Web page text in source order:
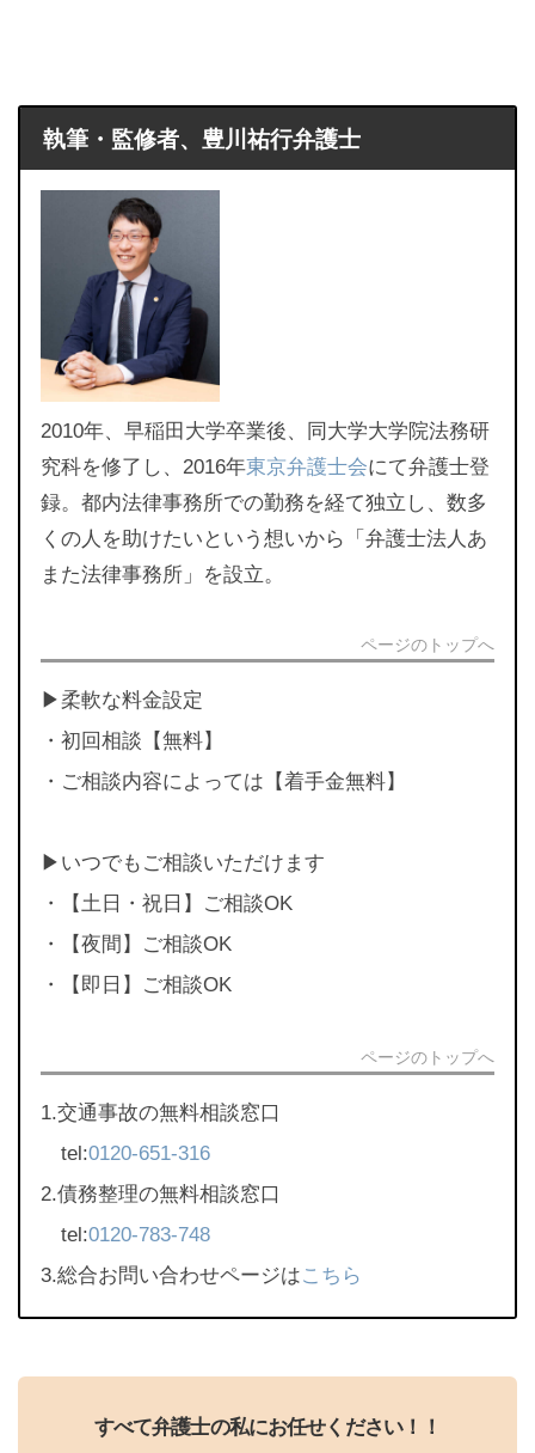
執筆・監修者、豊川祐行弁護士
2010年、早稲田大学卒業後、同大学大学院法務研
究科を修了し、2016年東京弁護士会にて弁護士登
録。都内法律事務所での勤務を経て独立し、数多
くの人を助けたいという想いから「弁護士法人あ
また法律事務所」を設立。
ページのトップへ
▶︎柔軟な料金設定
・初回相談【無料】
・ご相談内容によっては【着手金無料】
▶︎いつでもご相談いただけます
・【土日・祝日】ご相談OK
・【夜間】ご相談OK
・【即日】ご相談OK
ページのトップへ
1.交通事故の無料相談窓口
tel:0120-651-316
2.債務整理の無料相談窓口
tel:0120-783-748
3.総合お問い合わせページはこちら
すべて弁護士の私にお任せください！！